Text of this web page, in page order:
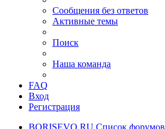
Сообщения без ответов
Активные темы
Поиск
Наша команда
FAQ
Вход
Регистрация